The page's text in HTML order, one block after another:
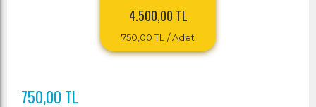
4.500,00 TL
750,00 TL / Adet
750,00 TL